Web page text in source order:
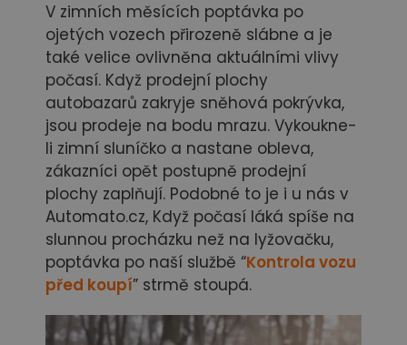
V zimních měsících poptávka po
ojetých vozech přirozeně slábne a je
také velice ovlivněna aktuálními vlivy
počasí. Když prodejní plochy
autobazarů zakryje sněhová pokrývka,
jsou prodeje na bodu mrazu. Vykoukne-
li zimní sluníčko a nastane obleva,
zákazníci opět postupně prodejní
plochy zaplňují. Podobné to je i u nás v
Automato.cz, Když počasí láká spíše na
slunnou procházku než na lyžovačku,
poptávka po naší službě “Kontrola vozu
před koupí” strmě stoupá.